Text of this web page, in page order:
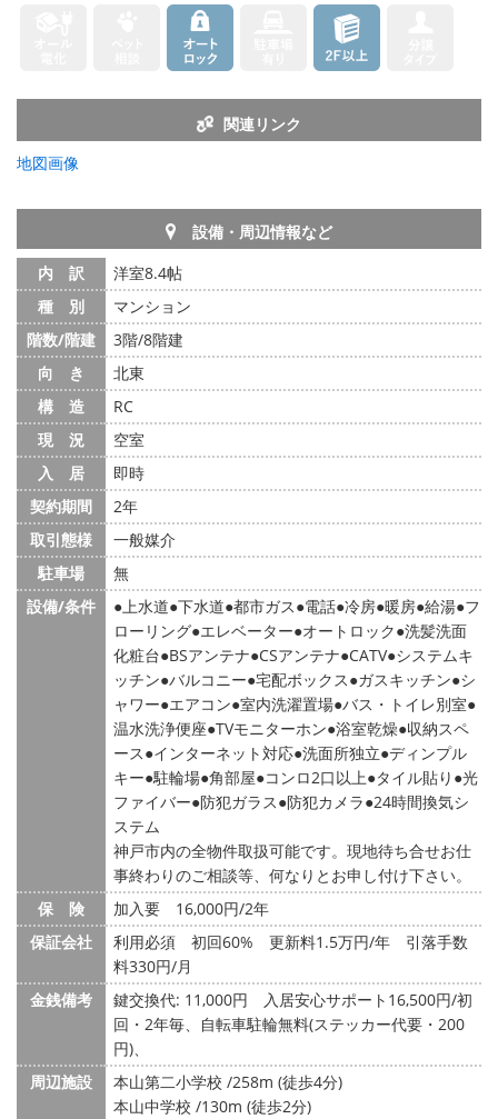
関連リンク
地図画像
設備・周辺情報など
内 訳
洋室8.4帖
種 別
マンション
階数/階建
3階/8階建
向 き
北東
構 造
RC
現 況
空室
入 居
即時
契約期間
2年
取引態様
一般媒介
駐車場
無
設備/条件
上水道 下水道 都市ガス 電話 冷房 暖房 給湯 フ
ローリング エレベーター オートロック 洗髪洗面
化粧台 BSアンテナ CSアンテナ CATV システムキ
ッチン バルコニー 宅配ボックス ガスキッチン シ
ャワー エアコン 室内洗濯置場 バス・トイレ別室
温水洗浄便座 TVモニターホン 浴室乾燥 収納スペ
ース インターネット対応 洗面所独立 ディンプル
キー 駐輪場 角部屋 コンロ2口以上 タイル貼り 光
ファイバー 防犯ガラス 防犯カメラ 24時間換気シ
ステム
神戸市内の全物件取扱可能です。現地待ち合せお仕
事終わりのご相談等、何なりとお申し付け下さい。
保 険
加入要 16,000円/2年
保証会社
利用必須 初回60% 更新料1.5万円/年 引落手数
料330円/月
金銭備考
鍵交換代: 11,000円
入居安心サポート16,500円/初
回・2年毎、自転車駐輪無料(ステッカー代要・200
円)、
周辺施設
本山第二小学校 /258m (徒歩4分)
本山中学校 /130m (徒歩2分)